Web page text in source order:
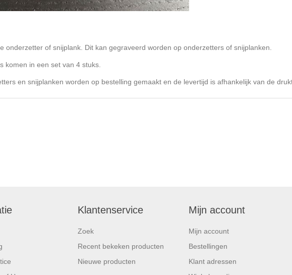
onderzetter of snijplank. Dit kan gegraveerd worden op onderzetters of snijplanken.
komen in een set van 4 stuks.
en snijplanken worden op bestelling gemaakt en de levertijd is afhankelijk van de
Klantenservice
Zoek
Recent bekeken producten
Nieuwe producten
Mijn account
Mijn account
Bestellingen
Klant adressen